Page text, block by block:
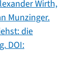
Wirth,
Munzinger.
die
DOI: